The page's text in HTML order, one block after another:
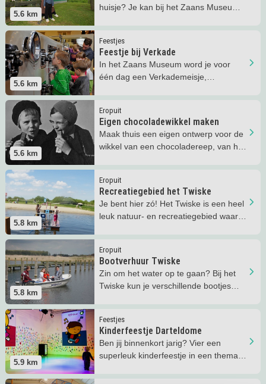
5.6 km
huisje? Je kan bij het Zaans Museum
5.6 km
Feestjes
Feestje bij Verkade
In het Zaans Museum word je voor
één dag een Verkademeisje,
Lees meer Feestje bij Verkade
5.6 km
Eropuit
Eigen chocoladewikkel maken
Maak thuis een eigen ontwerp voor de
wikkel van een chocoladereep, van het
Lees meer Eigen chocoladewikkel maken
5.8 km
Eropuit
Recreatiegebied het Twiske
Je bent hier zó! Het Twiske is een heel
leuk natuur- en recreatiegebied waar
Lees meer Recreatiegebied het Twiske
5.8 km
Eropuit
Bootverhuur Twiske
Zin om het water op te gaan? Bij het
Twiske kun je verschillende bootjes
Lees meer Bootverhuur Twiske
5.9 km
Feestjes
Kinderfeestje Darteldome
Ben jij binnenkort jarig? Vier een
superleuk kinderfeestje in een thema
Lees meer Kinderfeestje Darteldome